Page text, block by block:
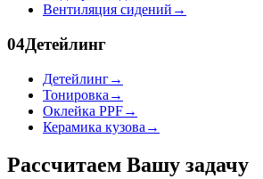
Вентиляция сидений →
04Детейлинг
Детейлинг→
Тонировка →
Оклейка PPF→
Керамика кузова →
Рассчитаем Вашу задачу